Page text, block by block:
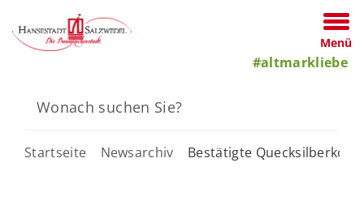
Menü
#altmarkliebe
Startseite Newsarchiv Bestätigte